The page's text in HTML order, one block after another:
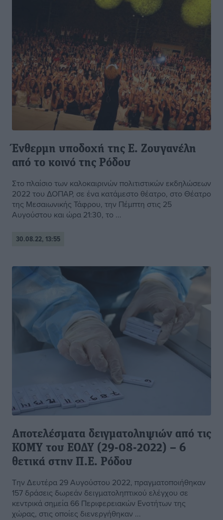
Ένθερμη υποδοχή της Ε. Ζουγανέλη
από το κοινό της Ρόδου
Στο πλαίσιο των καλοκαιρινών πολιτιστικών εκδηλώσεων
2022 του ΔΟΠΑΡ, σε ένα κατάμεστο θέατρο, στο Θέατρο
της Μεσαιωνικής Τάφρου, την Πέμπτη στις 25
Αυγούστου και ώρα 21:30, το ...
30.08.22, 13:55
Αποτελέσματα δειγματοληψιών από τις
ΚΟΜΥ του ΕΟΔΥ (29-08-2022) – 6
θετικά στην Π.Ε. Ρόδου
Την Δευτέρα 29 Αυγούστου 2022, πραγματοποιήθηκαν
157 δράσεις δωρεάν δειγματοληπτικού ελέγχου σε
κεντρικά σημεία 66 Περιφερειακών Ενοτήτων της
χώρας, στις οποίες διενεργήθηκαν ...